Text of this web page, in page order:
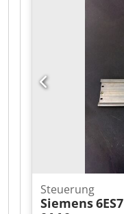
Steuerung
Siemens